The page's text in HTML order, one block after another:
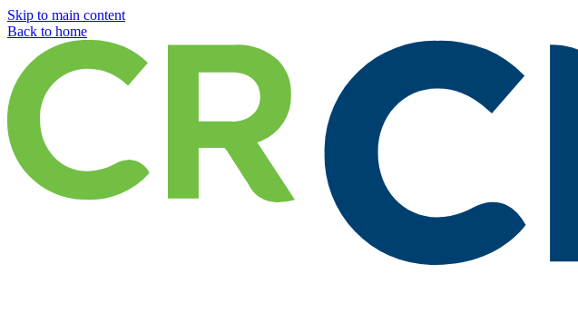
Skip to main content
Back to home